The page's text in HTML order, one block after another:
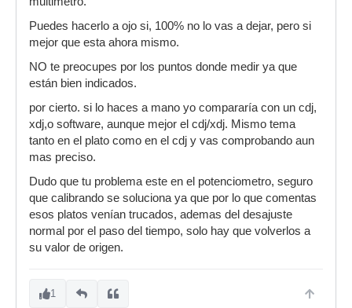
Puedes hacerlo a ojo si, 100% no lo vas a dejar, pero si
mejor que esta ahora mismo.
NO te preocupes por los puntos donde medir ya que
están bien indicados.
por cierto. si lo haces a mano yo compararía con un cdj,
xdj,o software, aunque mejor el cdj/xdj. Mismo tema
tanto en el plato como en el cdj y vas comprobando aun
mas preciso.
Dudo que tu problema este en el potenciometro, seguro
que calibrando se soluciona ya que por lo que comentas
esos platos venían trucados, ademas del desajuste
normal por el paso del tiempo, solo hay que volverlos a
su valor de origen.
1